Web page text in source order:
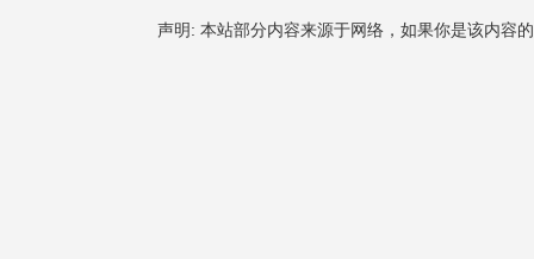
声明: 本站部分内容来源于网络，如果你是该内容